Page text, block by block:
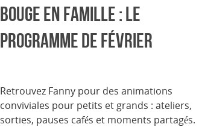
Bouge en Famille : le
programme de février
Retrouvez Fanny pour des animations
conviviales pour petits et grands : ateliers,
sorties, pauses cafés et moments partagés.